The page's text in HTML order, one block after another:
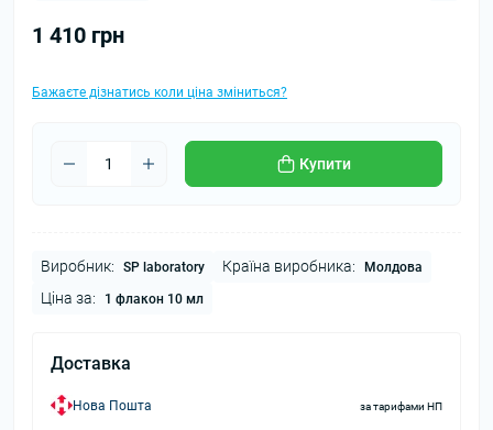
1 410 грн
Бажаєте дізнатись коли ціна зміниться?
Купити
Виробник: SP laboratory Країна виробника: Молдова
Ціна за: 1 флакон 10 мл
Доставка
Нова Пошта за тарифами НП